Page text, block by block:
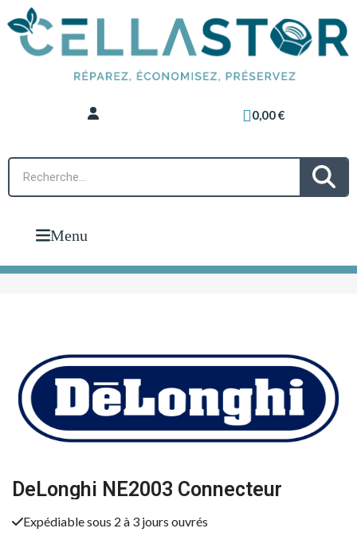
0,00 €
Menu
DeLonghi NE2003 Connecteur
Expédiable sous 2 à 3 jours ouvrés